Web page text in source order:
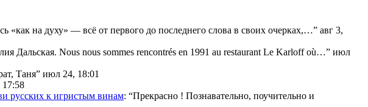
«как на духу» — всё от первого до последнего слова в своих очерках,…” авг 3,
Дальская. Nous nous sommes rencontrés en 1991 au restaurant Le Karloff où…” июл
Таня” июл 24, 18:01
русских к игристым винам: “Прекрасно ! Познавательно, поучительно и